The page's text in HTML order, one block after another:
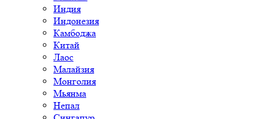
Индия
Индонезия
Камбоджа
Китай
Лаос
Малайзия
Монголия
Мьянма
Непал